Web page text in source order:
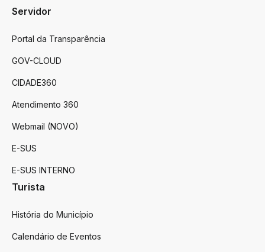
Servidor
Portal da Transparência
GOV-CLOUD
CIDADE360
Atendimento 360
Webmail (NOVO)
E-SUS
E-SUS INTERNO
Turista
História do Município
Calendário de Eventos